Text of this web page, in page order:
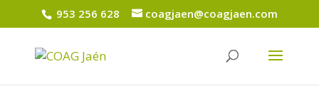
953 256 628 coagjaen@coagjaen.com